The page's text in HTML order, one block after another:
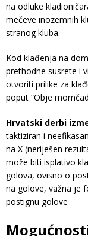
na odluke
mečeve inozemnih
stranog kluba.
Kod klađenja na
prethodne susrete i
otvoriti prilike za
poput “Obje
Hrvatski derbi
taktiziran i
na X (neriješen
može biti isplativo
golova, ovisno o
na golove, važna je
postignu golove